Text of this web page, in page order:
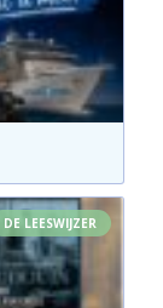
DE LEESWIJZER